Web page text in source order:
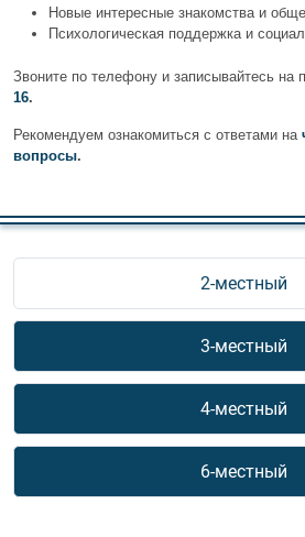
Новые интересные знакомства и
Психологическая поддержка и
Звоните по телефону и записывайтесь на
16.
Рекомендуем ознакомиться с ответами на
вопросы.
2-местный
3-местный
4-местный
6-местный